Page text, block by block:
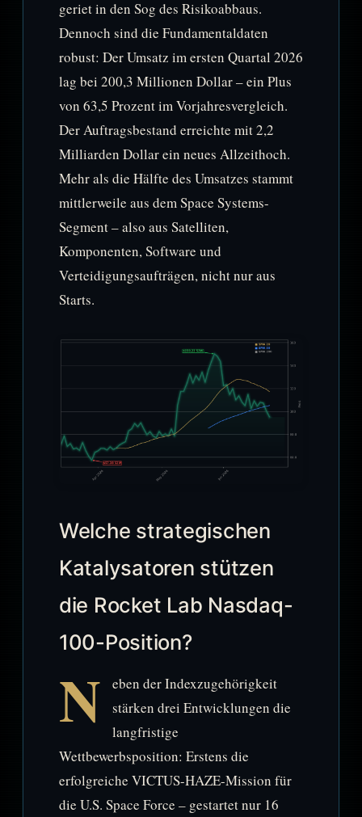
geriet in den Sog des Risikoabbaus.
Dennoch sind die Fundamentaldaten
robust: Der Umsatz im ersten Quartal 2026
lag bei 200,3 Millionen Dollar – ein Plus
von 63,5 Prozent im Vorjahresvergleich.
Der Auftragsbestand erreichte mit 2,2
Milliarden Dollar ein neues Allzeithoch.
Mehr als die Hälfte des Umsatzes stammt
mittlerweile aus dem Space Systems-
Segment – also aus Satelliten,
Komponenten, Software und
Verteidigungsaufträgen, nicht nur aus
Starts.
Welche strategischen
Katalysatoren stützen
die Rocket Lab Nasdaq-
100-Position?
N
eben der Indexzugehörigkeit
stärken drei Entwicklungen die
langfristige
Wettbewerbsposition: Erstens die
erfolgreiche VICTUS-HAZE-Mission für
die U.S. Space Force – gestartet nur 16